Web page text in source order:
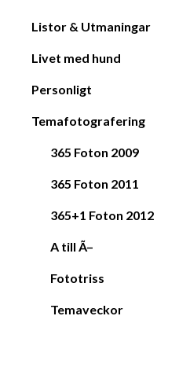
Listor & Utmaningar
Livet med hund
Personligt
Temafotografering
365 Foton 2009
365 Foton 2011
365+1 Foton 2012
A till Ã–
Fototriss
Temaveckor